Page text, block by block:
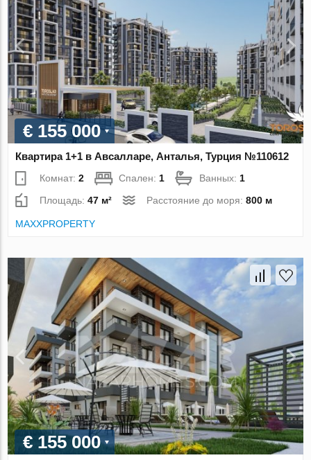
€ 155 000
Квартира 1+1 в Авсалларе, Анталья, Турция №110612
Комнат:2 Спален: 1 Ванных: 1
Площадь:47 м² Расстояние до моря:800 м
MAXXPROPERTY
€ 155 000